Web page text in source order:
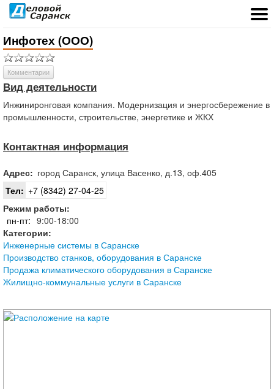
Инфотех (ООО)
Комментарии
Вид деятельности
Инжиниронговая компания. Модернизация и энергосбережение в
промышленности, строительстве, энергетике и ЖКХ
Контактная информация
Адрес: город Саранск, улица Васенко, д.13, оф.405
Тел: +7 (8342) 27-04-25
Режим работы:
пн-пт: 9:00-18:00
Категории:
Инженерные системы в Саранске
Производство станков, оборудования в Саранске
Продажа климатического оборудования в Саранске
Жилищно-коммунальные услуги в Саранске